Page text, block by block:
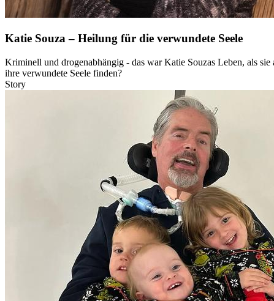
Katie Souza – Heilung für die verwundete Seele
Kriminell und drogenabhängig - das war Katie Souzas Leben, als
ihre verwundete Seele finden?
Story